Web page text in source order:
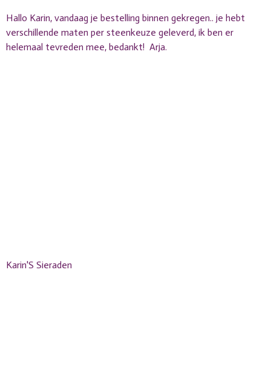
Hallo Karin, vandaag je bestelling binnen gekregen.. je hebt
verschillende maten per steenkeuze geleverd, ik ben er
helemaal tevreden mee, bedankt! Arja.
Karin'S Sieraden